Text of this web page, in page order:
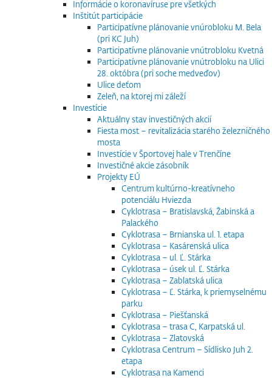
Informácie o koronavíruse pre všetkých
Inštitút participácie
Participatívne plánovanie vnúrobloku M. Bela
(pri KC Juh)
Participatívne plánovanie vnútrobloku Kvetná
Participatívne plánovanie vnútrobloku na Ulici
28. októbra (pri soche medveďov)
Ulice deťom
Zeleň, na ktorej mi záleží
Investície
Aktuálny stav investičných akcií
Fiesta most – revitalizácia starého železničného
mosta
Investície v Športovej hale v Trenčíne
Investičné akcie zásobník
Projekty EÚ
Centrum kultúrno-kreatívneho
potenciálu Hviezda
Cyklotrasa – Bratislavská, Žabinská a
Palackého
Cyklotrasa – Brnianska ul. 1. etapa
Cyklotrasa – Kasárenská ulica
Cyklotrasa – ul. Ľ. Stárka
Cyklotrasa – úsek ul. Ľ. Stárka
Cyklotrasa – Zablatská ulica
Cyklotrasa – Ľ. Stárka, k priemyselnému
parku
Cyklotrasa – Piešťanská
Cyklotrasa – trasa C, Karpatská ul.
Cyklotrasa – Zlatovská
Cyklotrasa Centrum – Sídlisko Juh 2.
etapa
Cyklotrasa na Kamenci